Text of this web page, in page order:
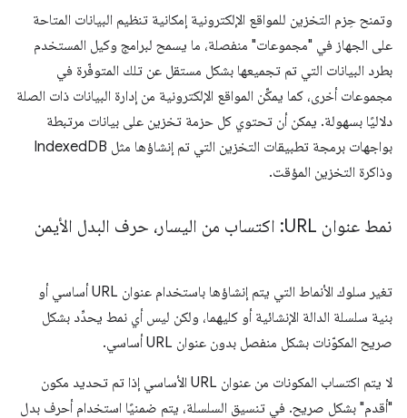
وتمنح حِزم التخزين للمواقع الإلكترونية إمكانية تنظيم البيانات المتاحة
على الجهاز في "مجموعات" منفصلة، ما يسمح لبرامج وكيل المستخدم
بطرد البيانات التي تم تجميعها بشكل مستقل عن تلك المتوفّرة في
مجموعات أخرى، كما يمكِّن المواقع الإلكترونية من إدارة البيانات ذات الصلة
دلاليًا بسهولة. يمكن أن تحتوي كل حزمة تخزين على بيانات مرتبطة
بواجهات برمجة تطبيقات التخزين التي تم إنشاؤها مثل IndexedDB
وذاكرة التخزين المؤقت.
نمط عنوان URL: اكتساب من اليسار، حرف البدل الأيمن
تغير سلوك الأنماط التي يتم إنشاؤها باستخدام عنوان URL أساسي أو
بنية سلسلة الدالة الإنشائية أو كليهما، ولكن ليس أي نمط يحدِّد بشكل
صريح المكوّنات بشكل منفصل بدون عنوان URL أساسي.
لا يتم اكتساب المكونات من عنوان URL الأساسي إذا تم تحديد مكون
"أقدم" بشكل صريح. في تنسيق السلسلة، يتم ضمنيًا استخدام أحرف بدل